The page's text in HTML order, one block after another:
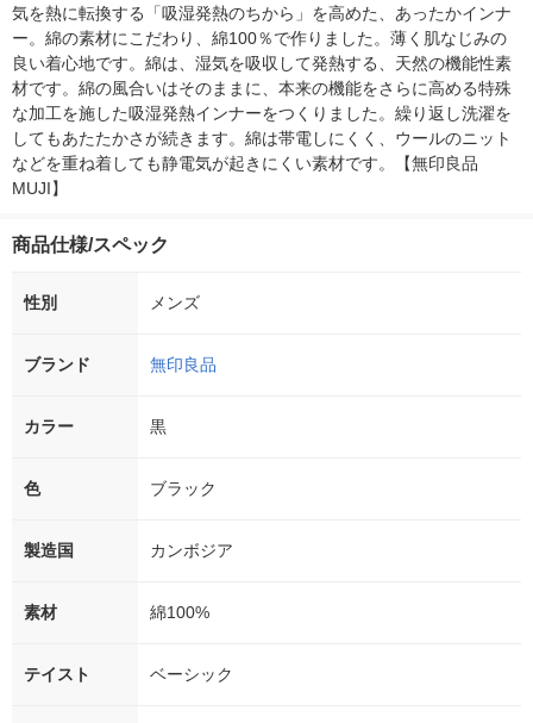
気を熱に転換する「吸湿発熱のちから」を高めた、あったかインナ
ー。綿の素材にこだわり、綿100％で作りました。薄く肌なじみの
良い着心地です。綿は、湿気を吸収して発熱する、天然の機能性素
材です。綿の風合いはそのままに、本来の機能をさらに高める特殊
な加工を施した吸湿発熱インナーをつくりました。繰り返し洗濯を
してもあたたかさが続きます。綿は帯電しにくく、ウールのニット
などを重ね着しても静電気が起きにくい素材です。【無印良品
MUJI】
商品仕様/スペック
性別 メンズ
ブランド 無印良品
カラー 黒
色 ブラック
製造国 カンボジア
素材 綿100%
テイスト ベーシック